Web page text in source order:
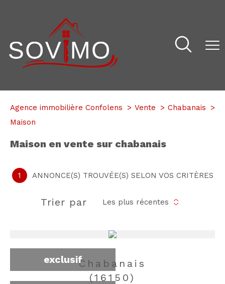
Agence immobilière Confolens Vente
Chabanais
Maison
maison en vente sur chabanais
1 ANNONCE(S) TROUVÉE(S) SELON VOS CRITÈRES
Trier par Les plus récentes
exclusifChabanais
(16150)